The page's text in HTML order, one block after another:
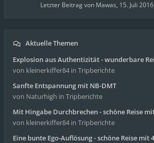
Letzter Beitrag von Mawas, 15. Juli
Aktuelle Themen
Explosion aus Authentizität - wunderbare
von kleinerkiffer84 in Tripberichte
Sanfte Entspannung mit NB-DMT
von Naturhigh in Tripberichte
Mit Hingabe Durchbrechen - schöne Reise
von kleinerkiffer84 in Tripberichte
Eine bunte Ego-Auflösung - schöne Reise mit